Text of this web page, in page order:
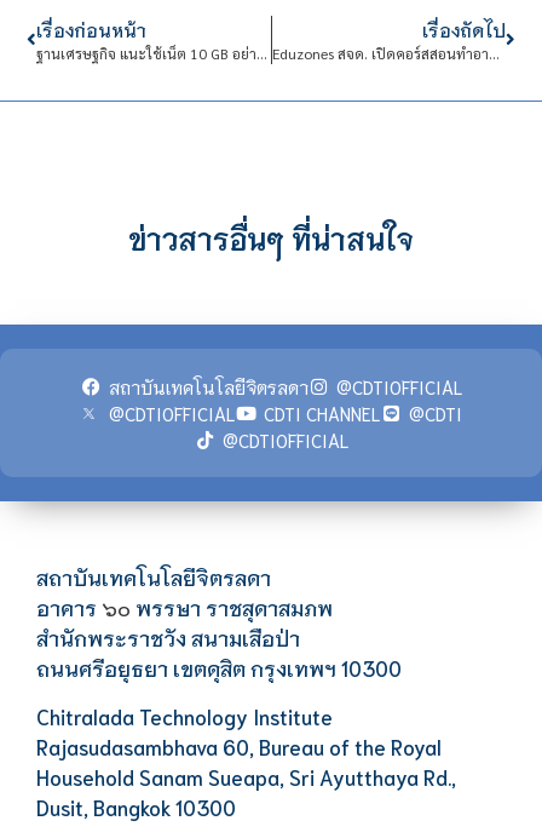
เรื่องก่อนหน้า
ฐานเศรษฐกิจ แนะใช้เน็ต 10 GB อย่างไรให้เป็นประโยชน์
เรื่องถัดไป
Eduzones สจด. เปิดคอร์สสอนทำอาหาร เรียนฟรี! ไม่มีค่าใช้จ่าย
ข่าวสารอื่นๆ ที่น่าสนใจ
สถาบันเทคโนโลยีจิตรลดา
@CDTIOFFICIAL
@CDTIOFFICIAL
CDTI CHANNEL
@CDTI
@CDTIOFFICIAL
สถาบันเทคโนโลยีจิตรลดา
อาคาร ๖๐ พรรษา ราชสุดาสมภพ
สำนักพระราชวัง สนามเสือป่า
ถนนศรีอยุธยา เขตดุสิต กรุงเทพฯ 10300
Chitralada Technology Institute
Rajasudasambhava 60, Bureau of the Royal
Household Sanam Sueapa, Sri Ayutthaya Rd.,
Dusit, Bangkok 10300